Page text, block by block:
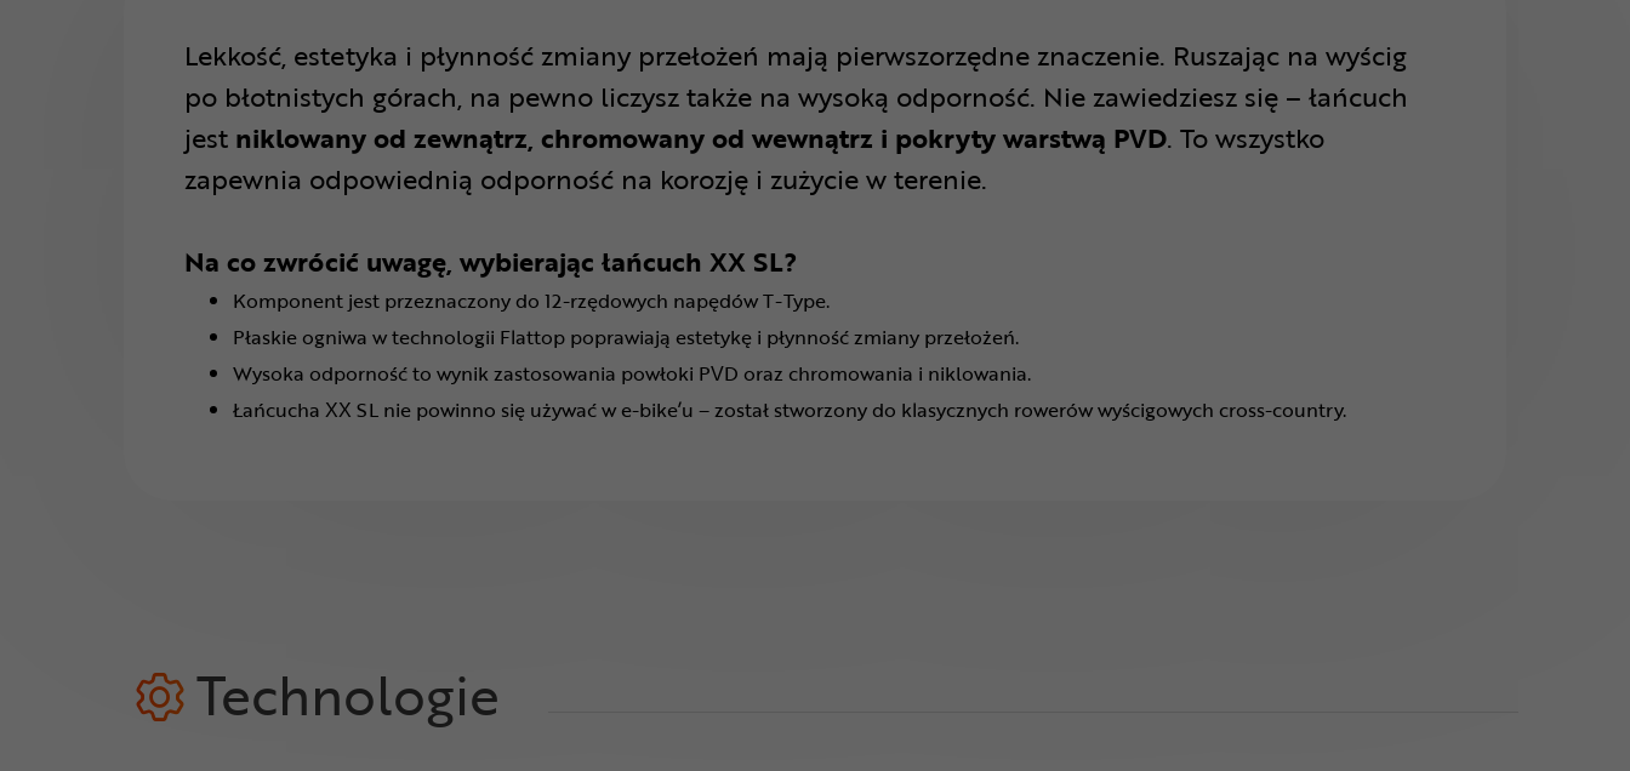
Lekkość, estetyka i płynność zmiany przełożeń mają pierwszorzędne znaczenie. Ruszając na wyścig
po błotnistych górach, na pewno liczysz także na wysoką odporność. Nie zawiedziesz się – łańcuch
jest niklowany od zewnątrz, chromowany od wewnątrz i pokryty warstwą PVD. To wszystko
zapewnia odpowiednią odporność na korozję i zużycie w terenie.
Na co zwrócić uwagę, wybierając łańcuch XX SL?
Komponent jest przeznaczony do 12-rzędowych napędów T-Type.
Płaskie ogniwa w technologii Flattop poprawiają estetykę i płynność zmiany przełożeń.
Wysoka odporność to wynik zastosowania powłoki PVD oraz chromowania i niklowania.
Łańcucha XX SL nie powinno się używać w e-bike’u – został stworzony do klasycznych rowerów wyścigowych cross-country.
Technologie